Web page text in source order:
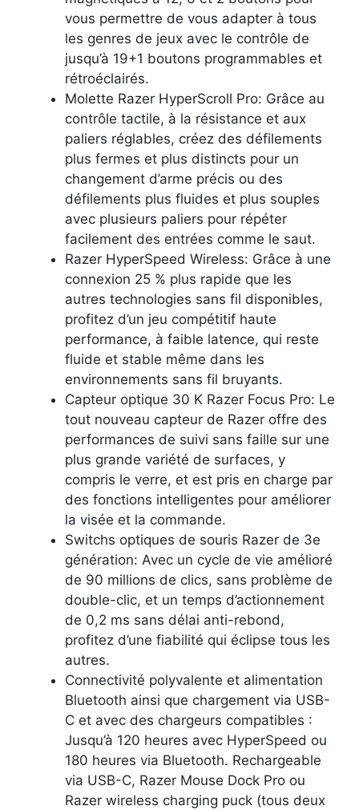
vous permettre de vous adapter à tous
les genres de jeux avec le contrôle de
jusqu’à 19+1 boutons programmables et
rétroéclairés.
Molette Razer HyperScroll Pro: Grâce au
contrôle tactile, à la résistance et aux
paliers réglables, créez des défilements
plus fermes et plus distincts pour un
changement d’arme précis ou des
défilements plus fluides et plus souples
avec plusieurs paliers pour répéter
facilement des entrées comme le saut.
Razer HyperSpeed Wireless: Grâce à une
connexion 25 % plus rapide que les
autres technologies sans fil disponibles,
profitez d’un jeu compétitif haute
performance, à faible latence, qui reste
fluide et stable même dans les
environnements sans fil bruyants.
Capteur optique 30 K Razer Focus Pro: Le
tout nouveau capteur de Razer offre des
performances de suivi sans faille sur une
plus grande variété de surfaces, y
compris le verre, et est pris en charge par
des fonctions intelligentes pour améliorer
la visée et la commande.
Switchs optiques de souris Razer de 3e
génération: Avec un cycle de vie amélioré
de 90 millions de clics, sans problème de
double-clic, et un temps d’actionnement
de 0,2 ms sans délai anti-rebond,
profitez d’une fiabilité qui éclipse tous les
autres.
Connectivité polyvalente et alimentation
Bluetooth ainsi que chargement via USB-
C et avec des chargeurs compatibles :
Jusqu’à 120 heures avec HyperSpeed ou
180 heures via Bluetooth. Rechargeable
via USB-C, Razer Mouse Dock Pro ou
Razer wireless charging puck (tous deux